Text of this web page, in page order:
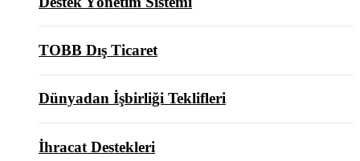
TOBB Dış Ticaret
Dünyadan İşbirliği Teklifleri
İhracat Destekleri